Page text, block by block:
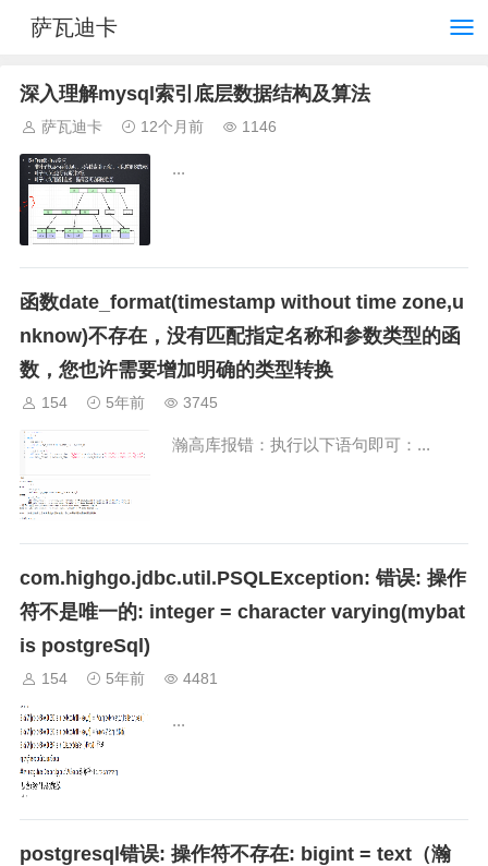
萨瓦迪卡
深入理解mysql索引底层数据结构及算法
萨瓦迪卡 12个月前 1146
...
函数date_format(timestamp without time zone,u
nknow)不存在，没有匹配指定名称和参数类型的函
数，您也许需要增加明确的类型转换
154 5年前 3745
瀚高库报错：执行以下语句即可：...
com.highgo.jdbc.util.PSQLException: 错误: 操作
符不是唯一的: integer = character varying(mybat
is postgreSql)
154 5年前 4481
...
postgresql错误: 操作符不存在: bigint = text（瀚